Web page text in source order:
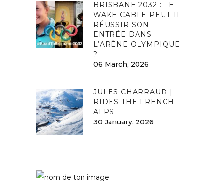
BRISBANE 2032 : LE
WAKE CABLE PEUT-IL
RÉUSSIR SON
ENTRÉE DANS
L’ARÈNE OLYMPIQUE
?
06 March, 2026
JULES CHARRAUD |
RIDES THE FRENCH
ALPS
30 January, 2026